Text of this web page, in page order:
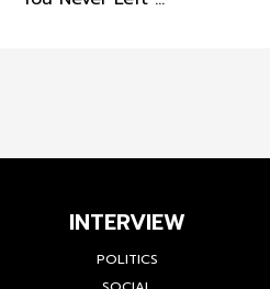
INTERVIEW
POLITICS